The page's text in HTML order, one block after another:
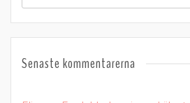
Senaste kommentarerna